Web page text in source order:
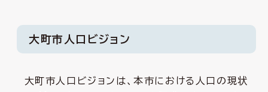
大町市人口ビジョン
大町市人口ビジョンは、本市における人口の現状